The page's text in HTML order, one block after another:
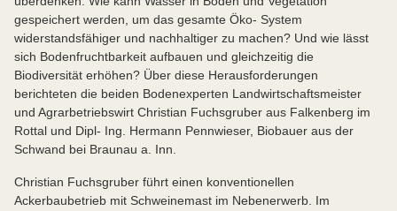
gespeichert werden, um das gesamte Öko- System
widerstandsfähiger und nachhaltiger zu machen? Und wie lässt
sich Bodenfruchtbarkeit aufbauen und gleichzeitig die
Biodiversität erhöhen? Über diese Herausforderungen
berichteten die beiden Bodenexperten Landwirtschaftsmeister
und Agrarbetriebswirt Christian Fuchsgruber aus Falkenberg im
Rottal und Dipl- Ing. Hermann Pennwieser, Biobauer aus der
Schwand bei Braunau a. Inn.
Christian Fuchsgruber führt einen konventionellen
Ackerbaubetrieb mit Schweinemast im Nebenerwerb. Im